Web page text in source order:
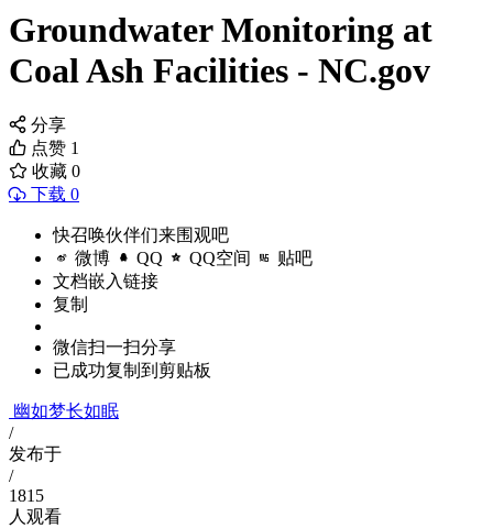
Groundwater Monitoring at
Coal Ash Facilities - NC.gov
分享
点赞 1
收藏 0
下载 0
快召唤伙伴们来围观吧
微博 QQ QQ空间 贴吧
文档嵌入链接
复制
微信扫一扫分享
已成功复制到剪贴板
幽如梦长如眠
/
发布于
/
1815
人观看